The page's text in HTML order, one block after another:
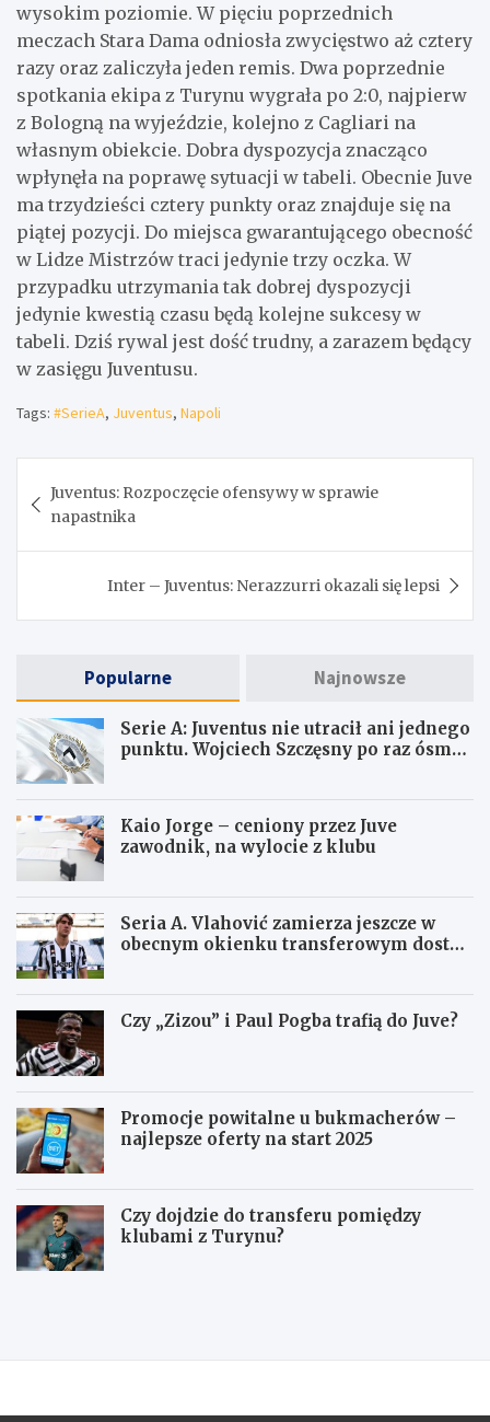
wysokim poziomie. W pięciu poprzednich
meczach Stara Dama odniosła zwycięstwo aż cztery
razy oraz zaliczyła jeden remis. Dwa poprzednie
spotkania ekipa z Turynu wygrała po 2:0, najpierw
z Bologną na wyjeździe, kolejno z Cagliari na
własnym obiekcie. Dobra dyspozycja znacząco
wpłynęła na poprawę sytuacji w tabeli. Obecnie Juve
ma trzydzieści cztery punkty oraz znajduje się na
piątej pozycji. Do miejsca gwarantującego obecność
w Lidze Mistrzów traci jedynie trzy oczka. W
przypadku utrzymania tak dobrej dyspozycji
jedynie kwestią czasu będą kolejne sukcesy w
tabeli. Dziś rywal jest dość trudny, a zarazem będący
w zasięgu Juventusu.
Tags: #SerieA, Juventus, Napoli
wpisu
Juventus: Rozpoczęcie ofensywy w sprawie
napastnika
Inter – Juventus: Nerazzurri okazali się lepsi
Popularne Najnowsze
Serie A: Juventus nie utracił ani jednego
punktu. Wojciech Szczęsny po raz ósmy
Kaio Jorge – ceniony przez Juve
zawodnik, na wylocie z klubu
Seria A. Vlahović zamierza jeszcze w
obecnym okienku transferowym dostać
Czy „Zizou” i Paul Pogba trafią do Juve?
Promocje powitalne u bukmacherów –
najlepsze oferty na start 2025
Czy dojdzie do transferu pomiędzy
klubami z Turynu?
J
s
Z
d